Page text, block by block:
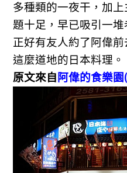
多種類的一夜干，加
題十足，早已吸引一堆
正好有友人約了阿偉
這麼道地的日本料理。
原文來自 阿偉的食樂